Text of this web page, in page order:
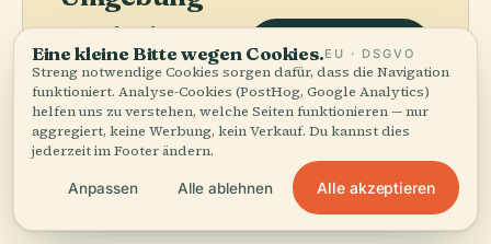
entdecken
Sehen Sie Mada'In Salih
auf der Karte und
entdecken Sie, was in
der Nähe ist.
Karte anzeigen
Eine kleine Bitte wegen Cookies.EU · DSGVO
Streng notwendige Cookies sorgen dafür, dass die Navigation
funktioniert. Analyse-Cookies (PostHog, Google Analytics)
helfen uns zu verstehen, welche Seiten funktionieren — nur
aggregiert, keine Werbung, kein Verkauf. Du kannst dies
jederzeit im Footer ändern.
Anpassen Alle ablehnen Alle akzeptieren